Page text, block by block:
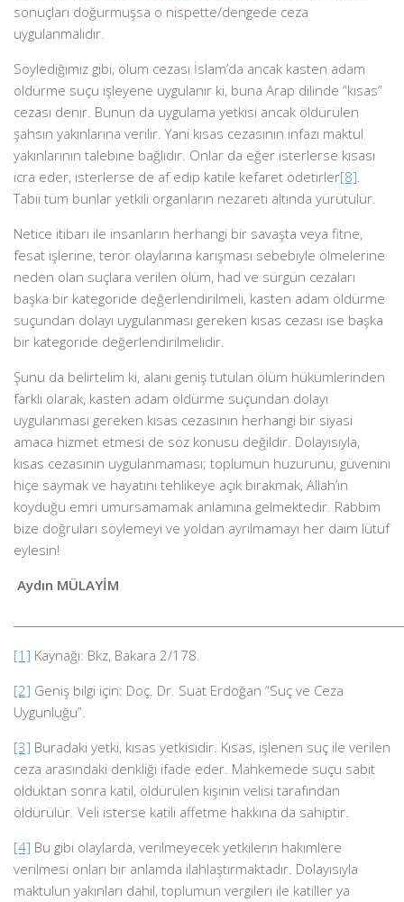
sonuçları doğurmuşsa o nispette/dengede ceza
uygulanmalıdır.
Söylediğimiz gibi, ölüm cezası İslam’da ancak kasten adam
öldürme suçu işleyene uygulanır ki, buna Arap dilinde “kısas”
cezası denir. Bunun da uygulama yetkisi ancak öldürülen
şahsın yakınlarına verilir. Yani kısas cezasının infazı maktul
yakınlarının talebine bağlıdır. Onlar da eğer isterlerse kısası
icra eder, isterlerse de af edip katile kefaret ödetirler[8].
Tabii tüm bunlar yetkili organların nezareti altında yürütülür.
Netice itibarı ile insanların herhangi bir savaşta veya fitne,
fesat işlerine, terör olaylarına karışması sebebiyle ölmelerine
neden olan suçlara verilen ölüm, had ve sürgün cezaları
başka bir kategoride değerlendirilmeli, kasten adam öldürme
suçundan dolayı uygulanması gereken kısas cezası ise başka
bir kategoride değerlendirilmelidir.
Şunu da belirtelim ki, alanı geniş tutulan ölüm hükümlerinden
farklı olarak, kasten adam öldürme suçundan dolayı
uygulanması gereken kısas cezasının herhangi bir siyasi
amaca hizmet etmesi de söz konusu değildir. Dolayısıyla,
kısas cezasının uygulanmaması; toplumun huzurunu, güvenini
hiçe saymak ve hayatını tehlikeye açık bırakmak, Allah’ın
koyduğu emri umursamamak anlamına gelmektedir. Rabbim
bize doğruları söylemeyi ve yoldan ayrılmamayı her daim lütuf
eylesin!
Aydın MÜLAYİM
[1] Kaynağı: Bkz, Bakara 2/178.
[2] Geniş bilgi için: Doç. Dr. Suat Erdoğan “Suç ve Ceza
Uygunluğu”.
[3] Buradaki yetki, kısas yetkisidir. Kısas, işlenen suç ile verilen
ceza arasındaki denkliği ifade eder. Mahkemede suçu sabit
olduktan sonra katil, öldürülen kişinin velisi tarafından
öldürülür. Veli isterse katili affetme hakkına da sahiptir.
[4] Bu gibi olaylarda, verilmeyecek yetkilerin hakimlere
verilmesi onları bir anlamda ilahlaştırmaktadır. Dolayısıyla
maktulun yakınları dahil, toplumun vergileri ile katiller ya